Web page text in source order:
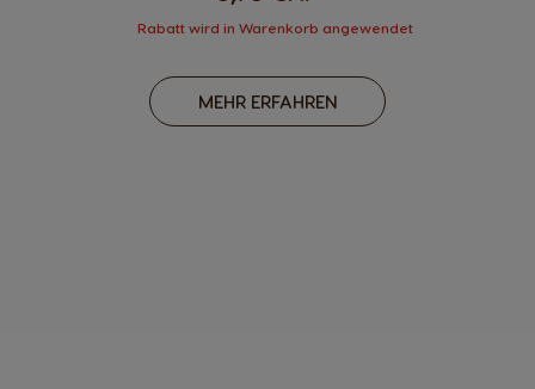
Rabatt wird in Warenkorb angewendet
MEHR ERFAHREN